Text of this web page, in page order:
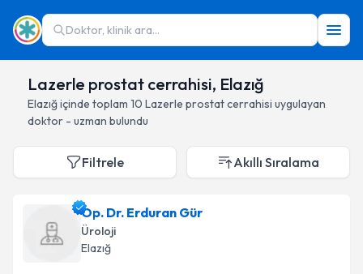
Doktor, klinik ara...
Lazerle prostat cerrahisi, Elazığ
Elazığiçinde toplam 10 Lazerle prostat cerrahisi uygulayan
doktor - uzman bulundu
Filtrele Akıllı Sıralama
Op. Dr. Erduran Gür
Üroloji
Elazığ